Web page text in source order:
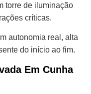
torre de iluminação
críticas.
autonomia real, alta
do início ao fim.
Em Cunha